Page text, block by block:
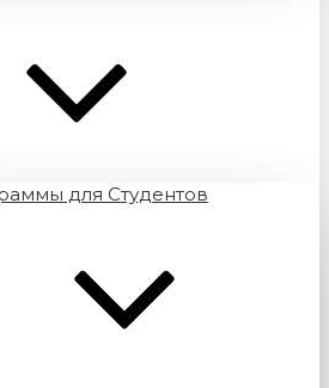
для Студентов